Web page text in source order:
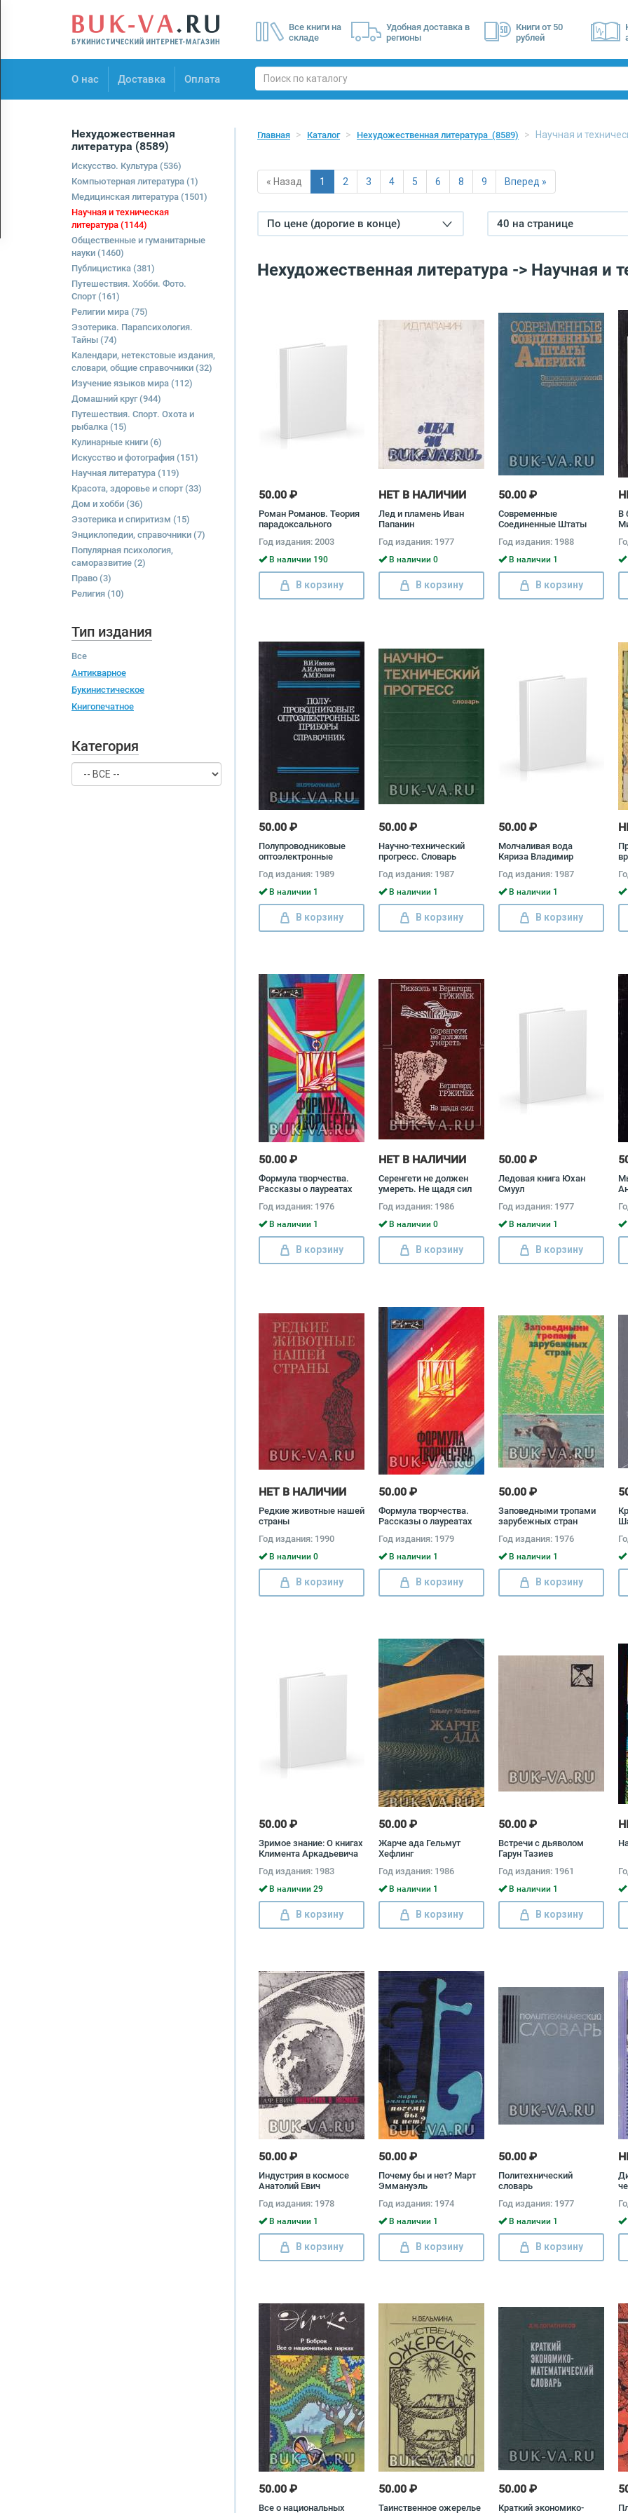
Все книги на
складе
Удобная доставка в
регионы
Книги от 50
рублей
О нас Доставка Оплата
О нас
Нехудожественная
литература (8589)
Искусство. Культура (536)
Компьютерная литература (1)
Медицинская литература (1501)
Научная и техническая
литература (1144)
Общественные и гуманитарные
науки (1460)
Публицистика (381)
Путешествия. Хобби. Фото.
Спорт(161)
Религии мира (75)
Эзотерика. Парапсихология.
Тайны (74)
Календари, нетекстовые издания,
словари, общие справочники (32)
Изучение языков мира (112)
Домашний круг(944)
Путешествия. Спорт. Охота и
рыбалка (15)
Кулинарные книги (6)
Искусство и фотография (151)
Научная литература (119)
Красота, здоровье и спорт(33)
Дом и хобби (36)
Эзотерика и спиритизм (15)
Энциклопедии, справочники (7)
Популярная психология,
саморазвитие (2)
Право (3)
Религия (10)
Тип издания
Все
Антикварное
Букинистическое
Книгопечатное
Категория
Главная Каталог Нехудожественная литература (8589) Научная и
« Назад 1 2 3 4 5 6 8 9 Вперед »
По цене (дорогие в конце) 40 на странице
Нехудожественная литература -> Научная и
50.00 ₽
Роман Романов. Теория
парадоксального
Романов
Год издания: 2003
В наличии 190
В корзину
НЕТ В НАЛИЧИИ
Лед и пламень Иван
Папанин
Год издания: 1977
В наличии 0
В корзину
50.00 ₽
Современные
Соединенные Штаты
Энциклопедический
справочник
Год издания: 1988
В наличии 1
В корзину
В
50.00 ₽
Полупроводниковые
оптоэлектронные
Владимир Иванов,
Алексей Аксенов,
Анатолий Юшин
Год издания: 1989
В наличии 1
В корзину
50.00 ₽
Научно-технический
прогресс. Словарь
Год издания: 1987
В наличии 1
В корзину
50.00 ₽
Молчаливая вода
Кяриза Владимир
Год издания: 1987
В наличии 1
В корзину
50.00 ₽
Формула творчества.
Рассказы о лауреатах
комсомола в области
науки и техники
Год издания: 1976
В наличии 1
В корзину
НЕТ В НАЛИЧИИ
Серенгети не должен
умереть. Не щадя сил
Михаэль Гржимек
Год издания: 1986
В наличии 0
В корзину
50.00 ₽
Ледовая книга Юхан
Смуул
Год издания: 1977
В наличии 1
В корзину
НЕТ В НАЛИЧИИ
Редкие животные нашей
страны
Год издания: 1990
В наличии 0
В корзину
50.00 ₽
Формула творчества.
Рассказы о лауреатах
комсомола в области
науки и техники 1977
Год издания: 1979
В наличии 1
В корзину
50.00 ₽
Заповедными тропами
зарубежных стран
Борисов
Год издания: 1976
В наличии 1
В корзину
50.00 ₽
Зримое знание: О книгах
Климента Аркадьевича
Александра Евгеньевича
Ферсмана Лев Разгон
Год издания: 1983
В наличии 29
В корзину
50.00 ₽
Жарче ада Гельмут
Хефлинг
Год издания: 1986
В наличии 1
В корзину
50.00 ₽
Встречи с дьяволом
Гарун Тазиев
Год издания: 1961
В наличии 1
В корзину
50.00 ₽
Индустрия в космосе
Анатолий Евич
Год издания: 1978
В наличии 1
В корзину
50.00 ₽
Почему бы и нет? Март
Эммануэль
Год издания: 1974
В наличии 1
В корзину
50.00 ₽
Политехнический
словарь
Год издания: 1977
В наличии 1
В корзину
50.00 ₽
Все о национальных
50.00 ₽
Таинственное ожерелье
50.00 ₽
Краткий экономико-